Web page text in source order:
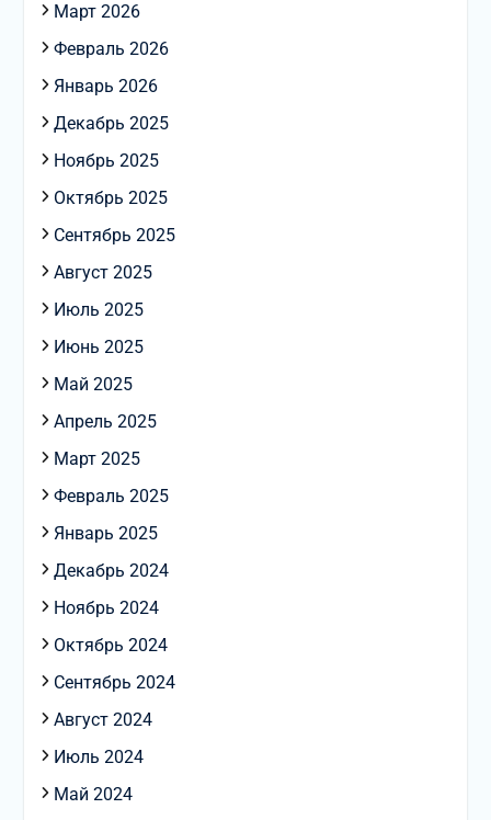
Март 2026
Февраль 2026
Январь 2026
Декабрь 2025
Ноябрь 2025
Октябрь 2025
Сентябрь 2025
Август 2025
Июль 2025
Июнь 2025
Май 2025
Апрель 2025
Март 2025
Февраль 2025
Январь 2025
Декабрь 2024
Ноябрь 2024
Октябрь 2024
Сентябрь 2024
Август 2024
Июль 2024
Май 2024